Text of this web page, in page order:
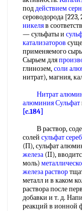
поддействием
сероводорода [223,
никеляв
— сульфаты и
катализаторов
применяемого
Сырьем для
глинозем,соли
нитрат), магния,
Нитрат
алюминия Сульфат
[c.184]
В раствор,
солей сульфат
(П), сульфат
железа (II),
моль)
железа раствор
металл и в каком
раствора после
добавки и т. д.
реакций в ионной